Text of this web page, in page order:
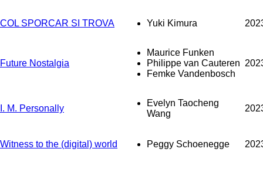
COL SPORCAR SI TROVA Yuki Kimura
Future Nostalgia
Maurice Funken
Philippe van Cauteren
Femke Vandenbosch
I. M. Personally
Evelyn Taocheng
Wang
Witness to the (digital) world Peggy Schoenegge